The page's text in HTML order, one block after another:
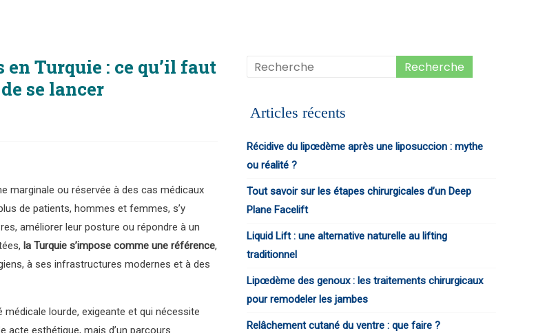
Turquie : ce qu’il faut
se lancer
marginale ou réservée à des cas médicaux
de patients, hommes et femmes, s’y
améliorer leur posture ou répondre à un
la Turquie s’impose comme une référence,
à ses infrastructures modernes et à des
lourde, exigeante et qui nécessite
acte esthétique, mais d’un parcours
Articles récents
Récidive du lipœdème après une liposuccion : mythe
ou réalité ?
Tout savoir sur les étapes chirurgicales d’un Deep
Plane Facelift
Liquid Lift : une alternative naturelle au lifting
traditionnel
Lipœdème des genoux : les traitements chirurgicaux
pour remodeler les jambes
Relâchement cutané du ventre : que faire ?